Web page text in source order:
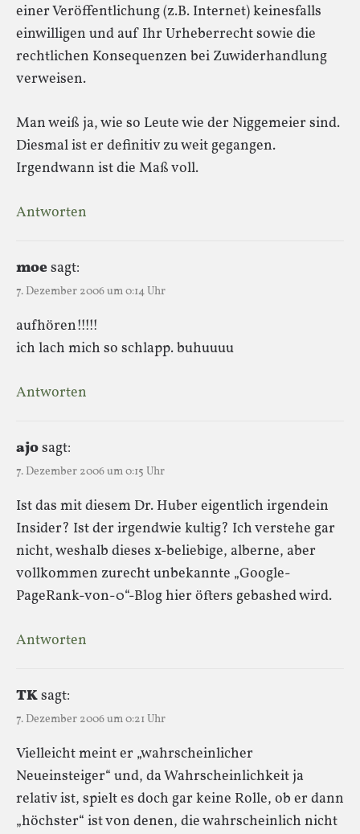
einer Veröffentlichung (z.B. Internet) keinesfalls
einwilligen und auf Ihr Urheberrecht sowie die
rechtlichen Konsequenzen bei Zuwiderhandlung
verweisen.
Man weiß ja, wie so Leute wie der Niggemeier sind.
Diesmal ist er definitiv zu weit gegangen.
Irgendwann ist die Maß voll.
Antworten
moesagt:
7. Dezember 2006 um 0:14 Uhr
aufhören!!!!!
ich lach mich so schlapp. buhuuuu
Antworten
ajosagt:
7. Dezember 2006 um 0:15 Uhr
Ist das mit diesem Dr. Huber eigentlich irgendein
Insider? Ist der irgendwie kultig? Ich verstehe gar
nicht, weshalb dieses x-beliebige, alberne, aber
vollkommen zurecht unbekannte „Google-
PageRank-von-0“-Blog hier öfters gebashed wird.
Antworten
TKsagt:
7. Dezember 2006 um 0:21 Uhr
Vielleicht meint er „wahrscheinlicher
Neueinsteiger“ und, da Wahrscheinlichkeit ja
relativ ist, spielt es doch gar keine Rolle, ob er dann
„höchster“ ist von denen, die wahrscheinlich nicht